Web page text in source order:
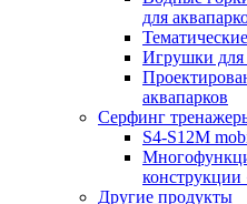
для
Игрушки для
аквапарков
Серфинг
S4-S12M
конструкции
Другие продукты